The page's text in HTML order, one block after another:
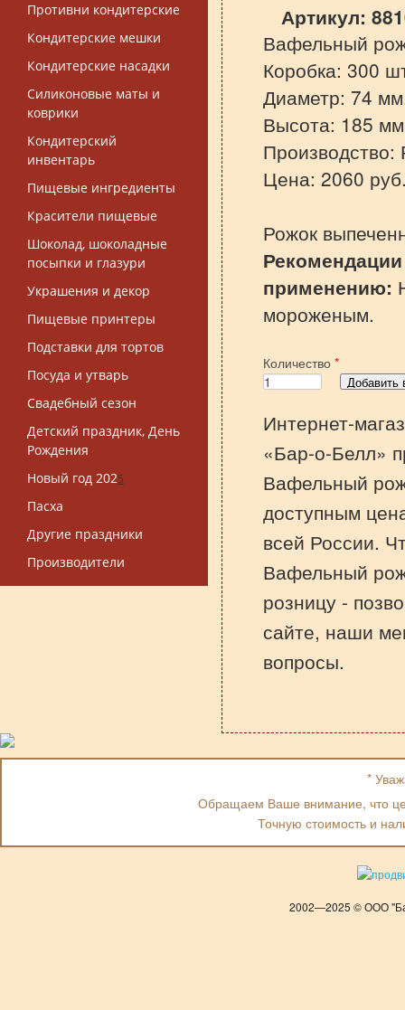
Противни кондитерские
Кондитерские мешки
Кондитерские насадки
Силиконовые маты и
коврики
Кондитерский
инвентарь
Пищевые ингредиенты
Красители пищевые
Шоколад, шоколадные
посыпки и глазури
Украшения и декор
Пищевые принтеры
Подставки для тортов
Посуда и утварь
Свадебный сезон
Детский праздник, День
Рождения
Новый год 2025
Пасха
Другие праздники
Производители
Артикул:
Вафельный
Коробка: 300
Диаметр: 74
Высота: 185
Производство:
Цена: 2060
Рожок
применению:
мороженым.
Количество *
Интернет-
«Бар-о-Белл»
Вафельный
доступным
всей России.
Вафельный
розницу -
сайте, наши
вопросы.
*
Обращаем Ваше внимание, что
Точную стоимость и
2002—2025 © ООО